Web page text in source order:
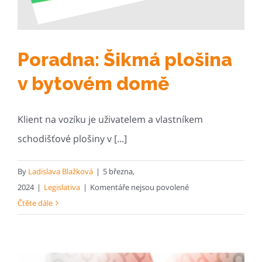
Poradna: Šikmá plošina
v bytovém domě
Klient na vozíku je uživatelem a vlastníkem
schodišťové plošiny v [...]
By Ladislava Blažková | 5 března,
2024 | Legislativa | Komentáře nejsou povolenéu
s
Čtěte dále